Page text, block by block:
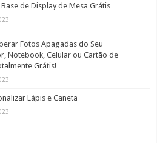
de Display de Mesa Grátis
Fotos Apagadas do Seu
Notebook, Celular ou Cartão de
Grátis!
Lápis e Caneta